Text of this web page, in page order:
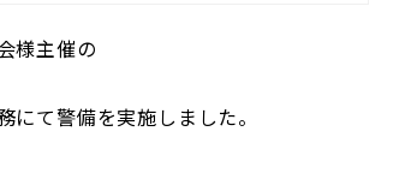
様主催の
て警備を実施しました。